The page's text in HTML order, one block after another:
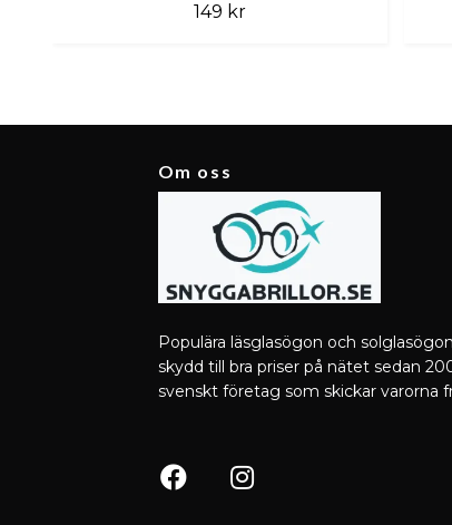
149 kr
Om oss
Populära läsglasögon och
skydd till bra priser på nätet sedan
svenskt företag som skickar varorna